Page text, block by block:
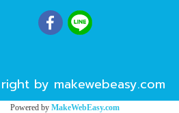
by makewebeasy.com
Powered by MakeWebEasy.com